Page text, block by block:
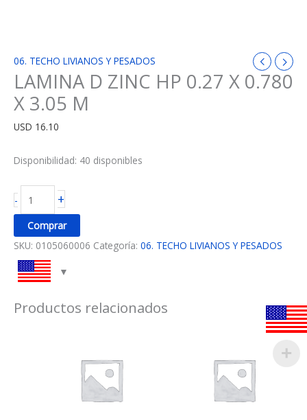
06. TECHO LIVIANOS Y PESADOS
LAMINA D ZINC HP 0.27 X 0.780
X 3.05 M
USD 16.10
Disponibilidad: 40 disponibles
- +
Comprar
SKU: 0105060006 Categoría: 06. TECHO LIVIANOS Y PESADOS
Productos relacionados